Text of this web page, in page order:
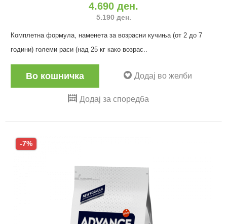
4.690 ден.
5.190 ден.
Комплетна формула, наменета за возрасни кучиња (от 2 до 7
години) големи раси (над 25 кг како возрас..
Во кошничка Додај во желби
Додај за споредба
-7%